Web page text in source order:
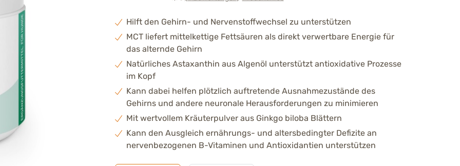
Hilft den Gehirn- und Nervenstoffwechsel zu unterstützen
MCT liefert mittelkettige Fettsäuren als direkt verwertbare Energie für
das alternde Gehirn
Natürliches Astaxanthin aus Algenöl unterstützt antioxidative Prozesse
im Kopf
Kann dabei helfen plötzlich auftretende Ausnahmezustände des
Gehirns und andere neuronale Herausforderungen zu minimieren
Mit wertvollem Kräuterpulver aus Ginkgo biloba Blättern
Kann den Ausgleich ernährungs- und altersbedingter Defizite an
nervenbezogenen B-Vitaminen und Antioxidantien unterstützen